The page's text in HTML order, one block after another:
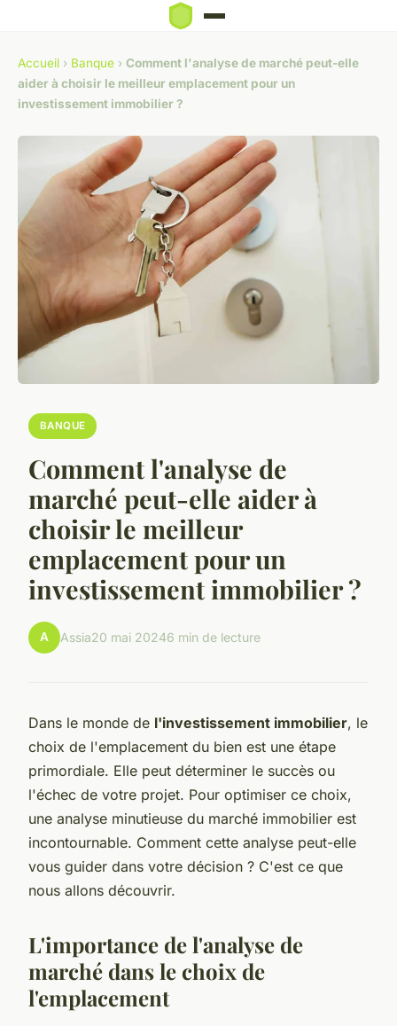
Accueil › Banque › Comment l'analyse de marché peut-elle
aider à choisir le meilleur emplacement pour un
investissement immobilier ?
BANQUE
Comment l'analyse de
marché peut-elle aider à
choisir le meilleur
emplacement pour un
investissement immobilier ?
A Assia20 mai 20246 min de lecture
Dans le monde de l'investissement immobilier, le
choix de l'emplacement du bien est une étape
primordiale. Elle peut déterminer le succès ou
l'échec de votre projet. Pour optimiser ce choix,
une analyse minutieuse du marché immobilier est
incontournable. Comment cette analyse peut-elle
vous guider dans votre décision ? C'est ce que
nous allons découvrir.
L'importance de l'analyse de
marché dans le choix de
l'emplacement